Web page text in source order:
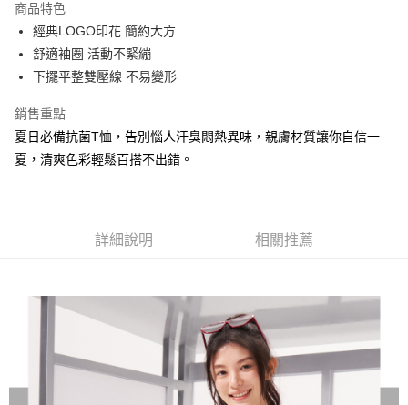
合作金庫商業銀行
華南商業銀行
上海商業儲蓄銀行
國泰世華商業銀行
匯豐（台灣）商業銀行
聯邦商業銀行
遠東國際商業銀行
元大商業銀行
LINE Pay
Apple Pay
Google Pay
全盈+PAY
【關於「AFTEE先享後付」】
AFTEE先享後付是「在收到商品之後才付款」的支付方式。 讓您購物簡單
２．便利：只要手機號碼，簡訊認證，即可結帳。
３．安心：先確認商品／服務後，再付款。
【「AFTEE先享後付」結帳流程】
１．於結帳方式選擇「AFTEE先享後付」後，將跳轉至「AFTEE先享後付」
結帳頁面，進行簡訊認證並確認金額後，即可完成結帳。
２．訂單成立數日內，您將收到繳費通知簡訊。
每筆NT$120，滿NT$1,500(含以上)免運費
商品特色
經典LOGO印花 簡約大方
舒適袖圈 活動不緊繃
下擺平整雙壓線 不易變形
銷售重點
夏日必備抗菌T恤，告別惱人汗臭悶熱異味，親膚材質讓你自信一
夏，清爽色彩輕鬆百搭不出錯。
詳細說明 相關推薦